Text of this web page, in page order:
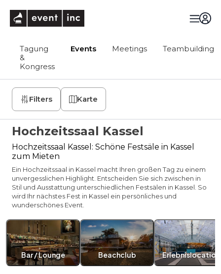
Tagung
&
Kongress
Events Meetings Teambuilding
Filters Karte
Hochzeitssaal Kassel
Hochzeitssaal Kassel: Schöne Festsäle in Kassel
zum Mieten
Ein Hochzeitssaal in Kassel macht Ihren großen Tag zu einem
unvergesslichen Highlight. Entscheiden Sie sich zwischen in
Stil und Ausstattung unterschiedlichen Festsälen in Kassel. So
wird Ihr nächstes Fest in Kassel ein persönliches und
wunderschönes Event.
Bar / Lounge Beachclub Erlebnislocation